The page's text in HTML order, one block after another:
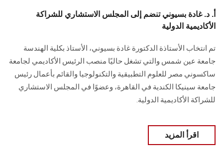
أ. د. غادة بسيوني تنضم إلى المجلس الاستشاري للشراكة
الأكاديمية الدولية
تم انتخاب الأستاذة الدكتورة غادة بسيوني، الأستاذ بكلية الهندسة
جامعة عين شمس والتي تشغل حاليًا منصب الرئيس الأكاديمي لجامعة
ساكسوني مصر للعلوم التطبيقية والتكنولوجيا والقائم بأعمال رئيس
جامعة سينيكا الكندية في القاهرة، وعضوًا في المجلس الاستشاري
للشراكة الأكاديمية الدولية.
اقرأ المزيد